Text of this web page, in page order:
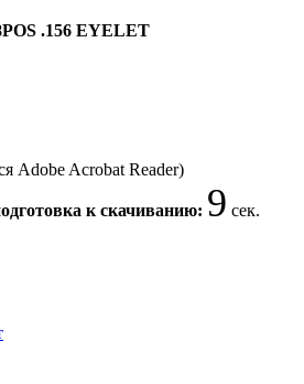
.156 EYELET
Adobe Acrobat Reader)
к скачиванию: 9 сек.